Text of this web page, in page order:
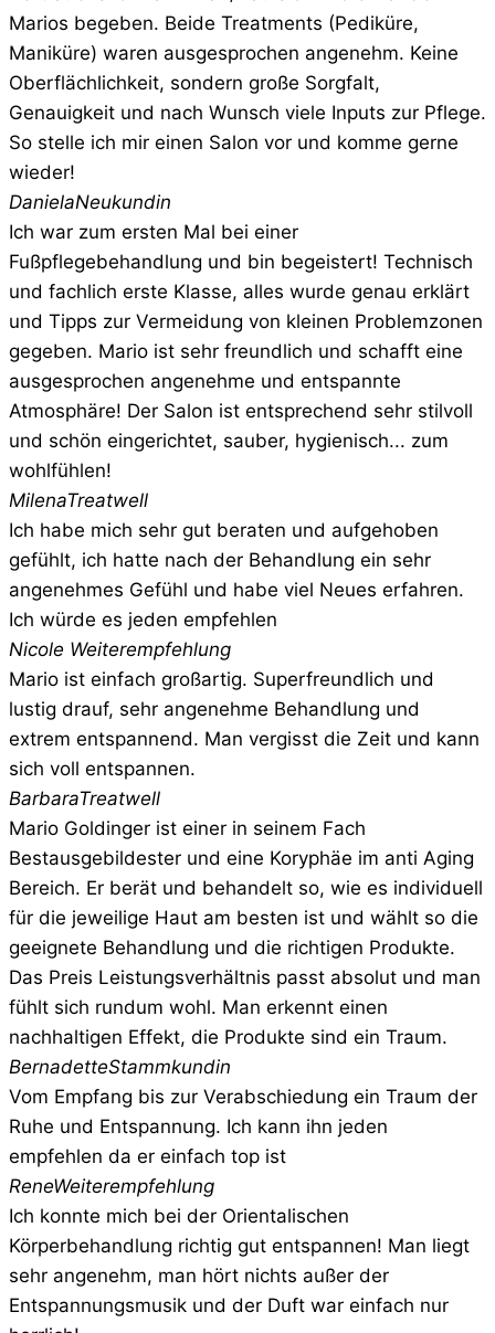
Marios begeben. Beide Treatments (Pediküre,
Maniküre) waren ausgesprochen angenehm. Keine
Oberflächlichkeit, sondern große Sorgfalt,
Genauigkeit und nach Wunsch viele Inputs zur Pflege.
So stelle ich mir einen Salon vor und komme gerne
wieder!
DanielaNeukundin
Ich war zum ersten Mal bei einer
Fußpflegebehandlung und bin begeistert! Technisch
und fachlich erste Klasse, alles wurde genau erklärt
und Tipps zur Vermeidung von kleinen Problemzonen
gegeben. Mario ist sehr freundlich und schafft eine
ausgesprochen angenehme und entspannte
Atmosphäre! Der Salon ist entsprechend sehr stilvoll
und schön eingerichtet, sauber, hygienisch... zum
wohlfühlen!
MilenaTreatwell
Ich habe mich sehr gut beraten und aufgehoben
gefühlt, ich hatte nach der Behandlung ein sehr
angenehmes Gefühl und habe viel Neues erfahren.
Ich würde es jeden empfehlen
Nicole Weiterempfehlung
Mario ist einfach großartig. Superfreundlich und
lustig drauf, sehr angenehme Behandlung und
extrem entspannend. Man vergisst die Zeit und kann
sich voll entspannen.
BarbaraTreatwell
Mario Goldinger ist einer in seinem Fach
Bestausgebildester und eine Koryphäe im anti Aging
Bereich. Er berät und behandelt so, wie es individuell
für die jeweilige Haut am besten ist und wählt so die
geeignete Behandlung und die richtigen Produkte.
Das Preis Leistungsverhältnis passt absolut und man
fühlt sich rundum wohl. Man erkennt einen
nachhaltigen Effekt, die Produkte sind ein Traum.
BernadetteStammkundin
Vom Empfang bis zur Verabschiedung ein Traum der
Ruhe und Entspannung. Ich kann ihn jeden
empfehlen da er einfach top ist
ReneWeiterempfehlung
Ich konnte mich bei der Orientalischen
Körperbehandlung richtig gut entspannen! Man liegt
sehr angenehm, man hört nichts außer der
Entspannungsmusik und der Duft war einfach nur